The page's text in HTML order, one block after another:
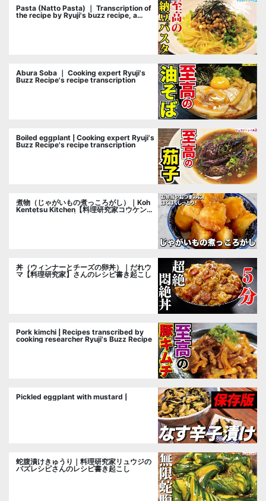
Pasta (Natto Pasta) ｜ Transcription of
the recipe by Ryuji's buzz recipe, a
Abura Soba ｜ Cooking expert Ryuji's
Buzz Recipe's recipe transcription
Boiled eggplant | Cooking expert Ryuji's
Buzz Recipe's recipe transcription
煮物（じゃがいもの煮っころがし）｜Koh
Kentetsu Kitchen【料理研究家コウケンテ
丼（ウィンナーとチーズの卵丼）｜だれウ
マ【料理研究家】さんのレシピ書き起こし
Pork kimchi | Recipes transcribed by
cooking researcher Ryuji's Buzz Recipe
Pickled eggplant with mustard |
蛇腹漬けきゅうり｜料理研究家リュウジの
バズレシピさんのレシピ書き起こし